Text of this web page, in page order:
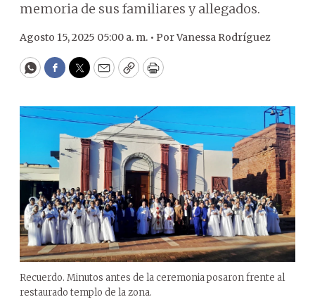
memoria de sus familiares y allegados.
Agosto 15, 2025 05:00 a. m. • PorVanessa Rodríguez
WhatsApp
Facebook
Twitter
EmailCopyPrint
Recuerdo. Minutos antes de la ceremonia posaron frente al
restaurado templo de la zona.